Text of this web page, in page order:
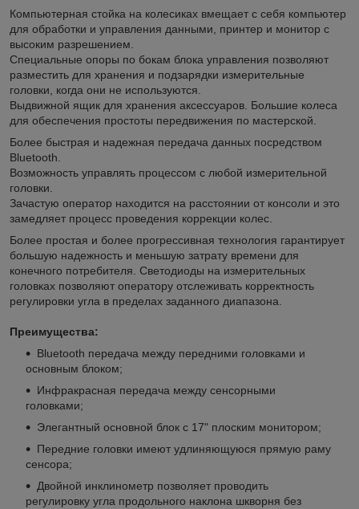
Компьютерная стойка на колесиках вмещает с себя компьютер
для обработки и управления данными, принтер и монитор с
высоким разрешением.
Специальные опоры по бокам блока управления позволяют
разместить для хранения и подзарядки измерительные
головки, когда они не используются.
Выдвижной ящик для хранения аксессуаров. Большие колеса
для обеспечения простоты передвижения по мастерской.
Более быстрая и надежная передача данных посредством
Bluetooth.
Возможность управлять процессом с любой измерительной
головки.
Зачастую оператор находится на расстоянии от консоли и это
замедляет процесс проведения коррекции колес.
Более простая и более прогрессивная технология гарантирует
большую надежность и меньшую затрату времени для
конечного потребителя. Светодиоды на измерительных
головках позволяют оператору отслеживать корректность
регулировки угла в пределах заданного диапазона.
Преимущества:
Bluetooth передача между передними головками и
основным блоком;
Инфракрасная передача между сенсорными
головками;
Элегантный основной блок с 17" плоским монитором;
Передние головки имеют удлиняющуюся прямую раму
сенсора;
Двойной инклинометр позволяет проводить
регулировку угла продольного наклона шкворня без